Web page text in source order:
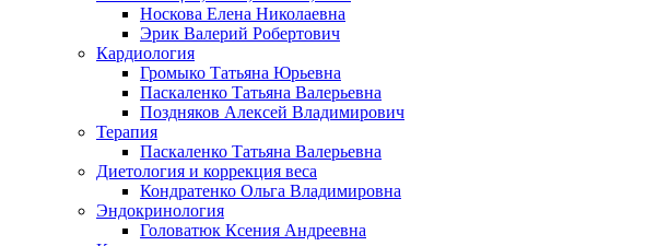
Носкова Елена Николаевна
Эрик Валерий Робертович
Кардиология
Громыко Татьяна Юрьевна
Паскаленко Татьяна Валерьевна
Поздняков Алексей Владимирович
Терапия
Паскаленко Татьяна Валерьевна
Диетология и коррекция веса
Кондратенко Ольга Владимировна
Эндокринология
Головатюк Ксения Андреевна